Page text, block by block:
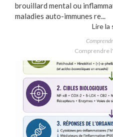
brouillard mental ou
maladies auto-immunes re...
Lire la
Comprendre